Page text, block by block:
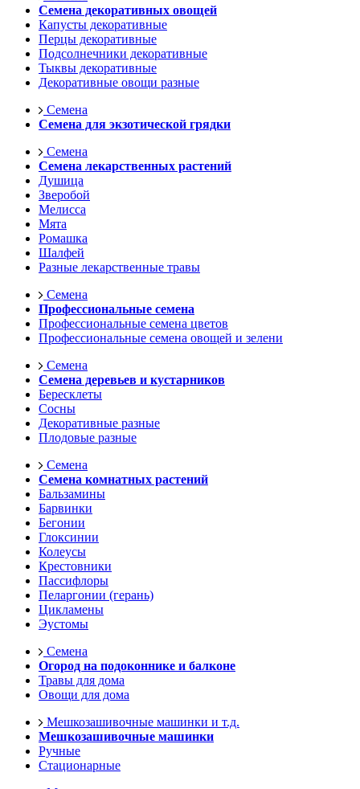
Семена декоративных овощей
Капусты декоративные
Перцы декоративные
Подсолнечники декоративные
Тыквы декоративные
Декоративные овощи разные
Семена
Семена для экзотической грядки
Семена
Семена лекарственных растений
Душица
Зверобой
Мелисса
Мята
Ромашка
Шалфей
Разные лекарственные травы
Семена
Профессиональные семена
Профессиональные семена цветов
Профессиональные семена овощей и зелени
Семена
Семена деревьев и кустарников
Бересклеты
Сосны
Декоративные разные
Плодовые разные
Семена
Семена комнатных растений
Бальзамины
Барвинки
Бегонии
Глоксинии
Колеусы
Крестовники
Пассифлоры
Пеларгонии (герань)
Цикламены
Эустомы
Семена
Огород на подоконнике и балконе
Травы для дома
Овощи для дома
Мешкозашивочные машинки и т.д.
Мешкозашивочные машинки
Ручные
Стационарные